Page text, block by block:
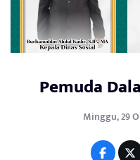
Pemuda
Minggu, 29